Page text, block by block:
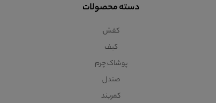
دسته محصولات
کفش
کیف
پوشاک چرم
صندل
کمربند